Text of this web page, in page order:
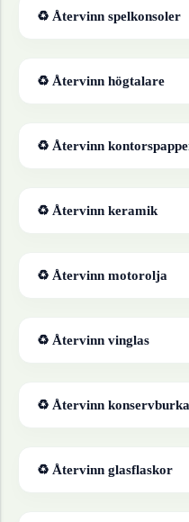
♻ Återvinn spelkonsoler
♻ Återvinn högtalare
♻ Återvinn
♻ Återvinn keramik
♻ Återvinn motorolja
♻ Återvinn vinglas
♻ Återvinn
♻ Återvinn glasflaskor